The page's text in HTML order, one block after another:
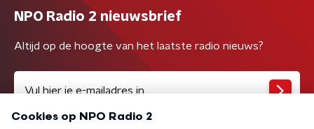
NPO Radio 2 nieuwsbrief
Altijd op de hoogte van het laatste radio nieuws?